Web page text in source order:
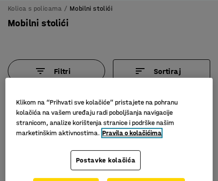
Kolica s policama Mobilni stolići
Mobilni stolići
Filtri Sortiraj
Klikom na “Prihvati sve kolačiće” pristajete na pohranu
kolačića na vašem uređaju radi poboljšanja navigacije
stranicom, analize korištenja stranice i podrške našim
marketinškim aktivnostima. Pravila o kolačićima
Postavke kolačića